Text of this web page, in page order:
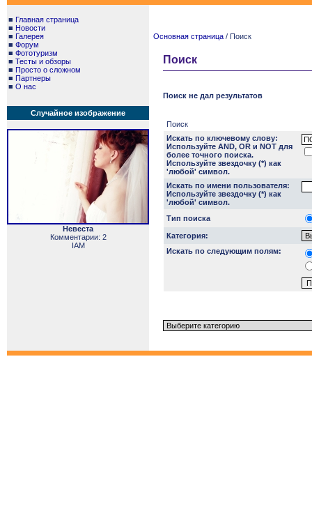
■ Главная страница
■ Новости
■ Галерея
■ Форум
■ Фототуризм
■ Тесты и обзоры
■ Просто о сложном
■ Партнеры
■ О нас
Случайное изображение
Невеста
Комментарии: 2
IAM
Основная страница / Поиск
Поиск
Поиск не дал результатов
Поиск
Искать по ключевому слову:
Используйте AND, OR и NOT для
более точного поиска.
Используйте звездочку (*) как
'любой' символ.
Искать по имени пользователя:
Используйте звездочку (*) как
'любой' символ.
Тип поиска
Категория:
Искать по следующим полям: